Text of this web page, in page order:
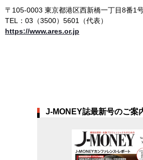
〒105-0003 東京都港区西新橋一丁目8番1
TEL：03（3500）5601（代表）
https://www.ares.or.jp
J-MONEY誌最新号のご案